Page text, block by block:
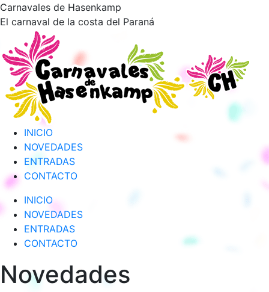
Saltar
al
contenido
Carnavales de Hasenkamp
El carnaval de la costa del Paraná
INICIO
NOVEDADES
ENTRADAS
CONTACTO
INICIO
NOVEDADES
ENTRADAS
CONTACTO
Novedades